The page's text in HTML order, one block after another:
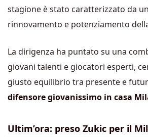
stagione è stato caratterizzato da
rinnovamento e potenziamento
La dirigenza ha puntato su una
giovani talenti e giocatori esperti,
giusto equilibrio tra presente e
difensore giovanissimo in casa
Ultim’ora: preso Zukic per il